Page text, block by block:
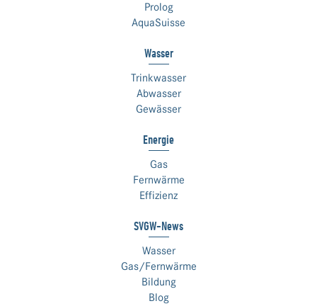
Prolog
AquaSuisse
Wasser
Trinkwasser
Abwasser
Gewässer
Energie
Gas
Fernwärme
Effizienz
SVGW-News
Wasser
Gas/Fernwärme
Bildung
Blog